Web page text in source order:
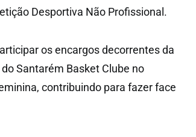
Desportiva Não Profissional.
os encargos decorrentes da
Santarém Basket Clube no
contribuindo para fazer face